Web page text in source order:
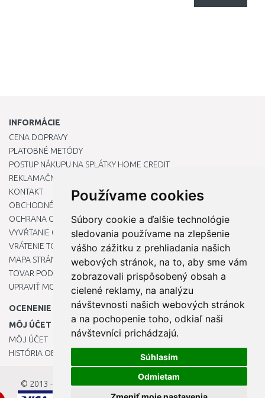
Používame cookies
Súbory cookie a ďalšie technológie
sledovania používame na zlepšenie
vášho zážitku z prehliadania našich
webových stránok, na to, aby sme vám
zobrazovali prispôsobený obsah a
cielené reklamy, na analýzu
návštevnosti našich webových stránok
a na pochopenie toho, odkiaľ naši
návštevníci prichádzajú.
Súhlasím
Odmietam
INFORMÁCIE
CENA DOPRAVY
PLATOBNÉ METÓDY
POSTUP NÁKUPU NA SPLÁTKY HOME CREDIT
REKLAMAČNÝ PORIADOK
KONTAKT
OBCHODNÉ PODMIENKY
OCHRANA OSOBNÝCH ÚDAJOV
VYVŔTANIE OTVORU DO DREZU PRE KUCHYNSKÚ BATÉRIU
VRÁTENIE TOVARU / REKLAMÁCIE
MAPA STRÁNOK
TOVAR PODĽA ZNAČIEK
UPRAVIŤ MOJE PREDVOĽBY COOKIES
OCENENIE
MÔJ ÚČET
MÔJ ÚČET
HISTÓRIA OBJEDNÁVOK
© 2013 - 2026OKmarket.sk